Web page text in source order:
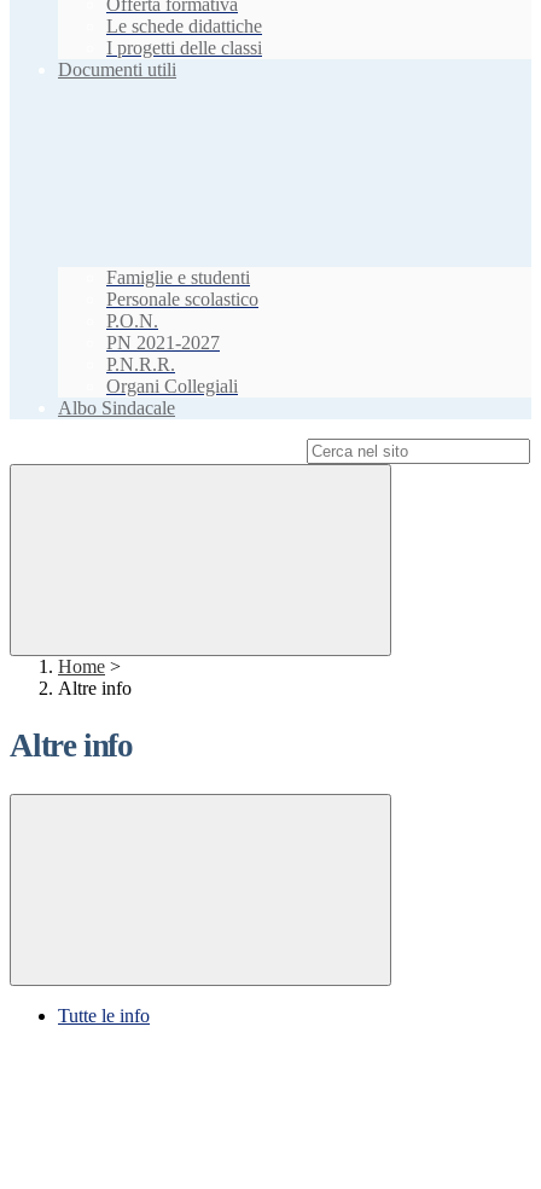
Offerta formativa
Le schede didattiche
I progetti delle classi
Documenti utili
Famiglie e studenti
Personale scolastico
P.O.N.
PN 2021-2027
P.N.R.R.
Organi Collegiali
Albo Sindacale
Home >
Altre info
Altre info
Tutte le info